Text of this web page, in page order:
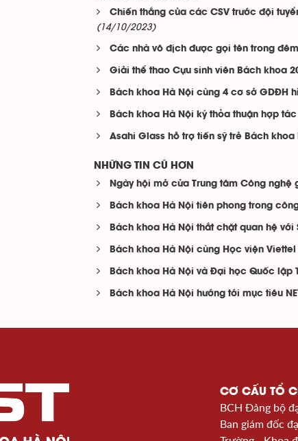
Chiến thắng của các CSV trước đội
(14/10/2023)
Các nhà vô địch được gọi tên trong
Giải thể thao Cựu sinh viên Bách khoa
Bách khoa Hà Nội cùng 4 cơ sở GDĐH
Bách khoa Hà Nội ký thỏa thuận hợp
Asahi Glass hỗ trợ tiến sỹ trẻ Bách
NHỮNG TIN CŨ HƠN
Ngày hội mở cửa Trung tâm Công nghệ
Bách khoa Hà Nội tiên phong trong
Bách khoa Hà Nội thắt chặt quan hệ với
Bách khoa Hà Nội cùng Học viện
Bách khoa Hà Nội và Đại học Quốc
Bách khoa Hà Nội hướng tới mục tiêu
CƠ CẤU TỔ
BCH Đảng bộ
Ban giám đốc